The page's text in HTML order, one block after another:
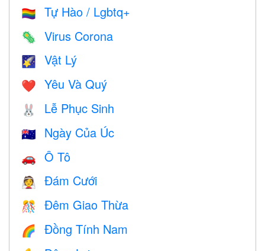
🏳️‍🌈 Tự Hào / Lgbtq+
🦠 Virus Corona
🌠 Vật Lý
❤️️ Yêu Và Quý
🐰 Lễ Phục Sinh
🇦🇺 Ngày Của Úc
🚗 Ô Tô
👰 Đám Cưới
🎊 Đêm Giao Thừa
🌈 Đồng Tính Nam